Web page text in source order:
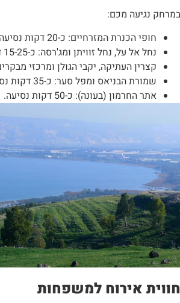
במרחק נגיעה מכם:
חופי הכנרת המזרחיים: כ-20 דקות נסיעה.
נחל אל על, נחל זוויתן ומג'רסה: כ-15-25 דקות נסיעה.
קצרין העתיקה, יקבי הגולן ומרכזי מבקרים: כ-15 דקות
שמורת הבניאס ומפל סער: כ-35 דקות נסיעה.
אתר החרמון (בעונה): כ-50 דקות נסיעה.
חווית אירוח למשפחות